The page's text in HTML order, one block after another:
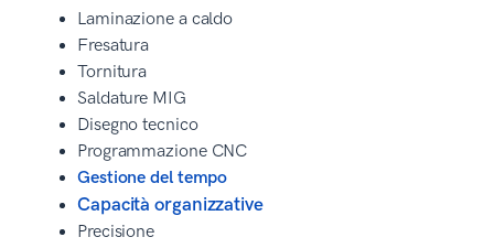
Laminazione a caldo
Fresatura
Tornitura
Saldature MIG
Disegno tecnico
Programmazione CNC
Gestione del tempo
Capacità organizzative
Precisione